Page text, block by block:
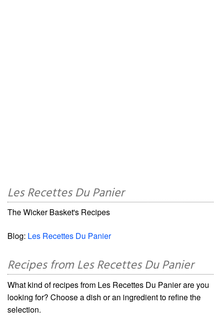
Les Recettes Du Panier
The Wicker Basket's Recipes
Blog: Les Recettes Du Panier
Recipes from Les Recettes Du Panier
What kind of recipes from Les Recettes Du Panier are you
looking for? Choose a dish or an ingredient to refine the
selection.